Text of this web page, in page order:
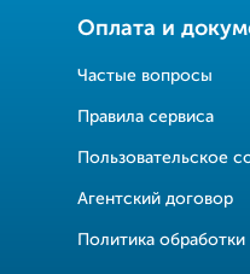
Оплата и
Частые вопросы
Правила сервиса
Пользовательское
Агентский договор
Политика